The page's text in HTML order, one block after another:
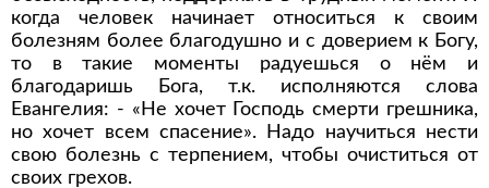
когда человек начинает относиться к своим
болезням более благодушно и с доверием к Богу,
то в такие моменты радуешься о нём и
благодаришь Бога, т.к. исполняются слова
Евангелия: - «Не хочет Господь смерти грешника,
но хочет всем спасение». Надо научиться нести
свою болезнь с терпением, чтобы очиститься от
своих грехов.